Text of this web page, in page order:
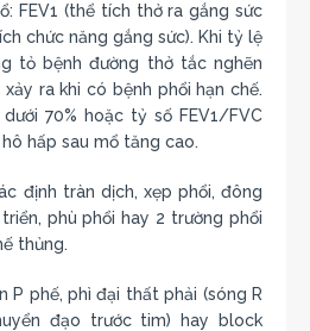
FEV1 (thể tích thở ra gắng sức
chức năng gắng sức). Khi tỷ lệ
tỏ bệnh đường thở tắc nghẽn
xảy ra khi có bệnh phổi hạn chế.
dưới 70% hoặc tỷ số FEV1/FVC
hấp sau mổ tăng cao.
định tràn dịch, xẹp phổi, đông
phù phổi hay 2 trường phổi
thủng.
P phế, phì đại thất phải (sóng R
đạo trước tim) hay block